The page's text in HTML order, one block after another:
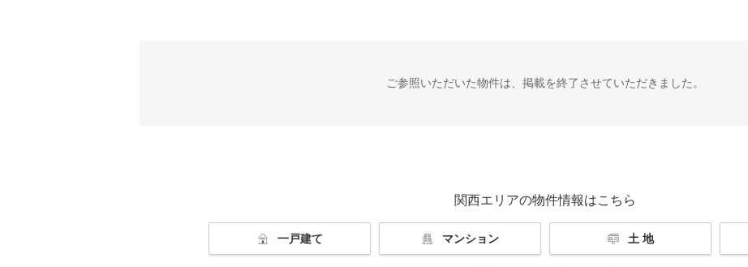
ご参照いただいた物件は、 掲載を終了させていただきました。
関西エリアの物件情報はこちら
一戸建て マンション 土 地